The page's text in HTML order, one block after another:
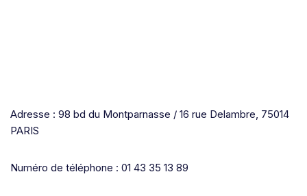
Adresse : 98 bd du Montparnasse / 16 rue Delambre, 75014
PARIS
Numéro de téléphone : 01 43 35 13 89